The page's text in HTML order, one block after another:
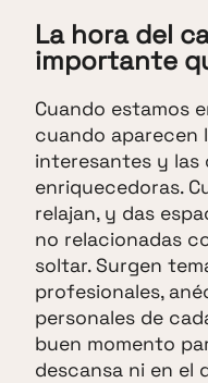
La hora del
importante
Cuando estamos
cuando aparecen
interesantes y las
enriquecedoras.
relajan, y das
no relacionadas
soltar. Surgen
profesionales,
personales de
buen momento
descansa ni en el